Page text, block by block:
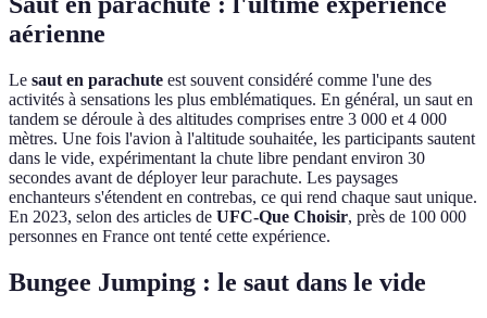
aérienne
Le saut en parachute est souvent considéré comme l'une des
activités à sensations les plus emblématiques. En général, un saut en
tandem se déroule à des altitudes comprises entre 3 000 et 4 000
mètres. Une fois l'avion à l'altitude souhaitée, les participants sautent
dans le vide, expérimentant la chute libre pendant environ 30
secondes avant de déployer leur parachute. Les paysages
enchanteurs s'étendent en contrebas, ce qui rend chaque saut unique.
En 2023, selon des articles de UFC-Que Choisir, près de 100 000
personnes en France ont tenté cette expérience.
Bungee Jumping : le saut dans le vide